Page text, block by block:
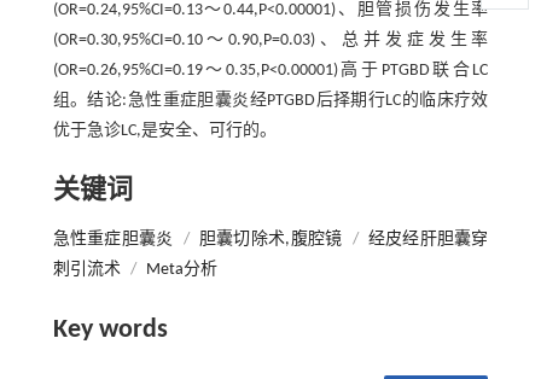
(OR=0.24,95%CI=0.13～0.44,P<0.00001)、胆管损伤发生率
(OR=0.30,95%CI=0.10～0.90,P=0.03)、总并发症发生率
(OR=0.26,95%CI=0.19～0.35,P<0.00001)高于PTGBD联合LC
组。结论:急性重症胆囊炎经PTGBD后择期行LC的临床疗效
优于急诊LC,是安全、可行的。
关键词
急性重症胆囊炎 / 胆囊切除术,腹腔镜 / 经皮经肝胆囊穿
刺引流术 / Meta分析
Key words